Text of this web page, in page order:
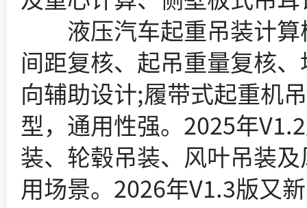
液压汽车起重吊装计算
间距复核、起吊重量复核
向辅助设计;履带式起重机
型，通用性强。2025年
装、轮毂吊装、风叶吊装
用场景。2026年V1.3版又